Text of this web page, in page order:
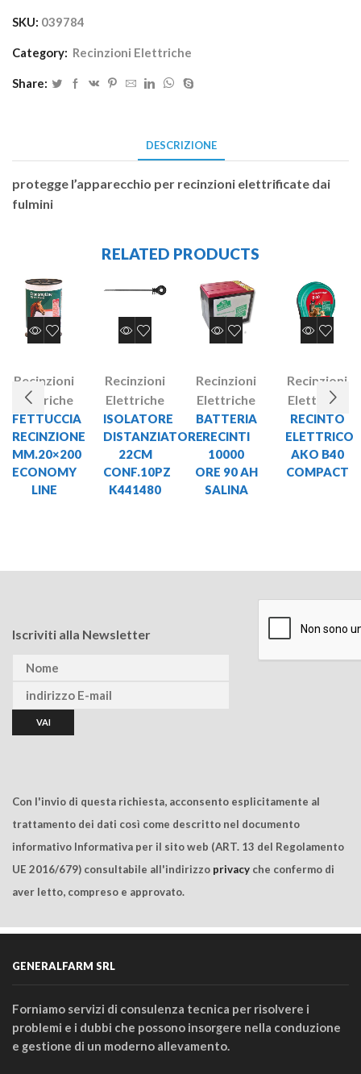
SKU: 039784
Category: Recinzioni Elettriche
Share:
DESCRIZIONE
protegge l’apparecchio per recinzioni elettrificate dai
fulmini
RELATED PRODUCTS
Recinzioni
Elettriche
FETTUCCIA
RECINZIONE
MM.20×200
ECONOMY
LINE
Recinzioni
Elettriche
ISOLATORE
DISTANZIATORE
22CM
CONF.10PZ
K441480
Recinzioni
Elettriche
BATTERIA
RECINTI
10000
ORE 90 AH
SALINA
Recinzioni
Elettriche
RECINTO
ELETTRICO
AKO B40
COMPACT
Iscriviti alla Newsletter
Con l'invio di questa richiesta, acconsento esplicitamente al
trattamento dei dati così come descritto nel documento
informativo Informativa per il sito web (ART. 13 del Regolamento
UE 2016/679) consultabile all'indirizzo privacy che confermo di
aver letto, compreso e approvato.
GENERALFARM SRL
Forniamo servizi di consulenza tecnica per risolvere i
problemi e i dubbi che possono insorgere nella conduzione
e gestione di un moderno allevamento.